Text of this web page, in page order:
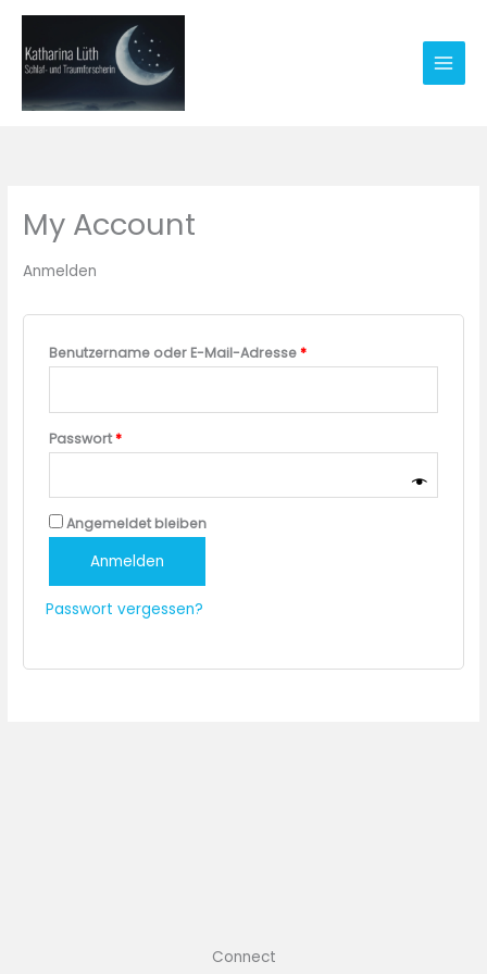
Zum
springen
My Account
Anmelden
Benutzername oder E-Mail-Adresse*Erforderlich
Passwort*Erforderlich
Angemeldet bleiben
Anmelden
Passwort vergessen?
Connect